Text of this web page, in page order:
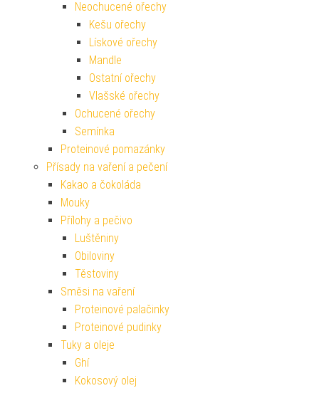
Neochucené ořechy
Kešu ořechy
Lískové ořechy
Mandle
Ostatní ořechy
Vlašské ořechy
Ochucené ořechy
Semínka
Proteinové pomazánky
Přísady na vaření a pečení
Kakao a čokoláda
Mouky
Přílohy a pečivo
Luštěniny
Obiloviny
Těstoviny
Směsi na vaření
Proteinové palačinky
Proteinové pudinky
Tuky a oleje
Ghí
Kokosový olej